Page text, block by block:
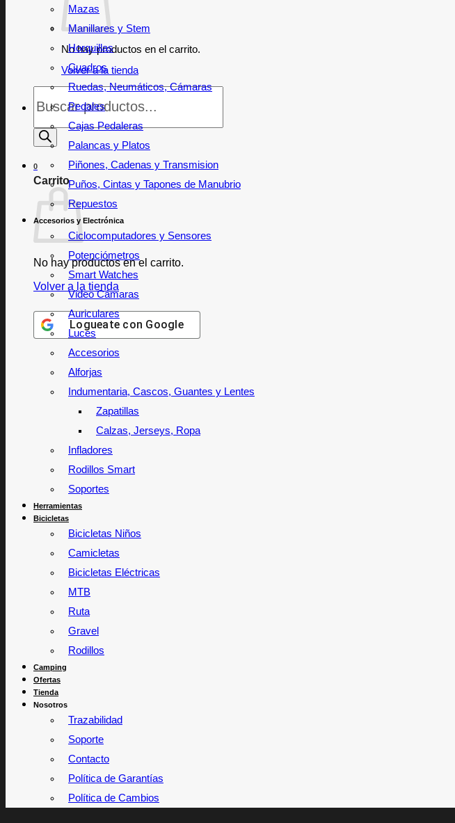
No hay productos en el carrito.
Volver a la tienda
Búsqueda
de
0
Carrito
No hay productos en el carrito.
Volver a la tienda
Logueate con Google
Mazas
Manillares y Stem
Horquillas
Cuadros
Ruedas, Neumáticos, Cámaras
Pedales
Cajas Pedaleras
Palancas y Platos
Piñones, Cadenas y Transmision
Puños, Cintas y Tapones de Manubrio
Repuestos
Accesorios y Electrónica
Ciclocomputadores y Sensores
Potenciómetros
Smart Watches
Video Cámaras
Auriculares
Luces
Accesorios
Alforjas
Indumentaria, Cascos, Guantes y Lentes
Zapatillas
Calzas, Jerseys, Ropa
Infladores
Rodillos Smart
Soportes
Herramientas
Bicicletas
Bicicletas Niños
Camicletas
Bicicletas Eléctricas
MTB
Ruta
Gravel
Rodillos
Camping
Ofertas
Tienda
Nosotros
Trazabilidad
Soporte
Contacto
Política de Garantías
Política de Cambios